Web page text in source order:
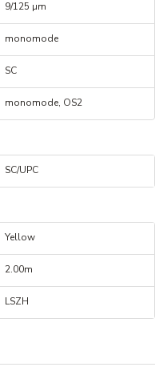
9/125 µm
monomode
SC
monomode, OS2
SC/UPC
Yellow
2.00m
LSZH